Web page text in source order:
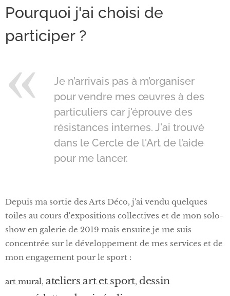
Pourquoi j'ai choisi de
participer ?
Je n’arrivais pas à m’organiser
pour vendre mes œuvres à des
particuliers car j'éprouve des
résistances internes. J'ai trouvé
dans le Cercle de l'Art de l’aide
pour me lancer.
Depuis ma sortie des Arts Déco, j'ai vendu quelques
toiles au cours d'expositions collectives et de mon solo-
show en galerie de 2019 mais ensuite je me suis
concentrée sur le développement de mes services et de
mon engagement pour le sport :
art mural, ateliers art et sport, dessin